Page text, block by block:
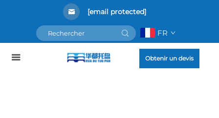
[email protected]
FR
Obtenir un devis